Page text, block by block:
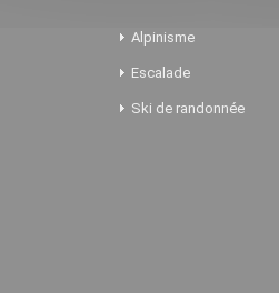
Alpinisme
Escalade
Ski de randonnée